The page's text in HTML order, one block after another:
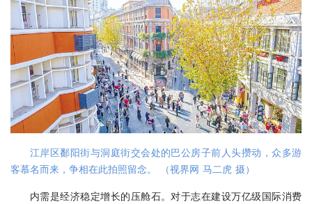
江岸区鄱阳街与洞庭街交会处的巴公房子前人头攒动，众多游
客慕名而来，争相在此拍照留念。 （视界网 马二虎 摄）
内需是经济稳定增长的压舱石。对于志在建设万亿级国际消费